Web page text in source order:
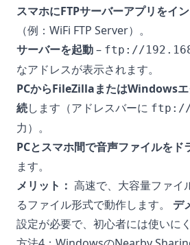
スマホにFTPサーバーアプリをイ
（例：WiFi FTP Server）。
サーバーを起動– ftp://
なアドレスが表示されます。
PCからFileZillaまたはWindows
続します（アドレスバーに ftp://
力）。
PCとスマホ間で音声ファイルをド
ます。
メリット： 高速で、大容量ファイ
るファイル形式で動作します。 デ
設定が必要で、初心者には使いにく